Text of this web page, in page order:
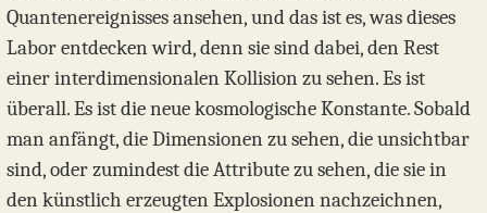
Quantenereignisses ansehen, und das ist es, was dieses
Labor entdecken wird, denn sie sind dabei, den Rest
einer interdimensionalen Kollision zu sehen. Es ist
überall. Es ist die neue kosmologische Konstante. Sobald
man anfängt, die Dimensionen zu sehen, die unsichtbar
sind, oder zumindest die Attribute zu sehen, die sie in
den künstlich erzeugten Explosionen nachzeichnen,